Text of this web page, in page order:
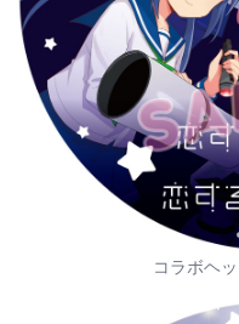
コラボヘ